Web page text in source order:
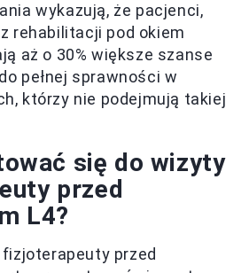
wykazują, że pacjenci,
rehabilitacji pod okiem
aż o 30% większe szanse
pełnej sprawności w
którzy nie podejmują takiej
się do wizyty
przed
L4?
przed